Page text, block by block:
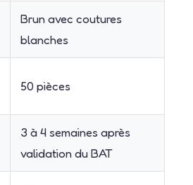
Brun avec coutures
blanches
50 pièces
3 à 4 semaines après
validation du BAT